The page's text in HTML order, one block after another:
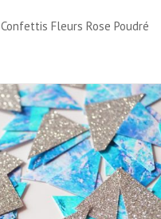
Confettis Fleurs Rose Poudré